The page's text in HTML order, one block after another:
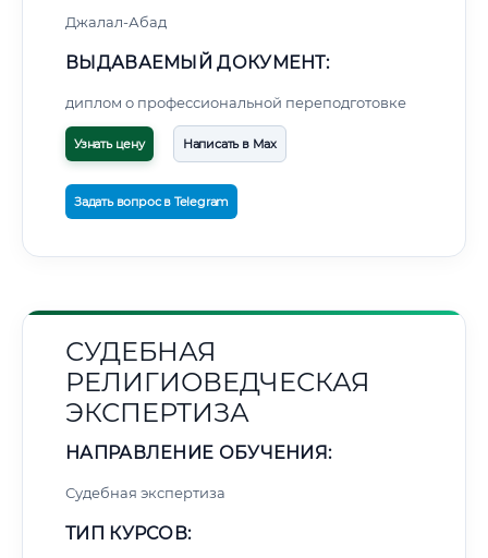
Джалал-Абад
ВЫДАВАЕМЫЙ ДОКУМЕНТ:
диплом о профессиональной переподготовке
Узнать цену Написать в Max
Задать вопрос в Telegram
СУДЕБНАЯ
РЕЛИГИОВЕДЧЕСКАЯ
ЭКСПЕРТИЗА
НАПРАВЛЕНИЕ ОБУЧЕНИЯ:
Судебная экспертиза
ТИП КУРСОВ: